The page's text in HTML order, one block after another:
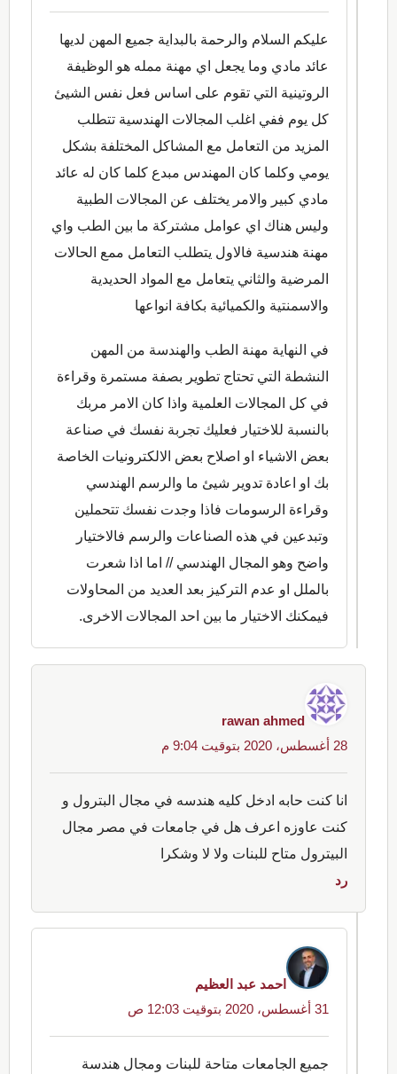
عليكم السلام والرحمة بالبداية جميع المهن لديها
عائد مادي وما يجعل اي مهنة ممله هو الوظيفة
الروتينية التي تقوم على اساس فعل نفس الشيئ
كل يوم ففي اغلب المجالات الهندسية تتطلب
المزيد من التعامل مع المشاكل المختلفة بشكل
يومي وكلما كان المهندس مبدع كلما كان له عائد
مادي كبير والامر يختلف عن المجالات الطبية
وليس هناك اي عوامل مشتركة ما بين الطب واي
مهنة هندسية فالاول يتطلب التعامل ممع الحالات
المرضية والثاني يتعامل مع المواد الحديدية
والاسمنتية والكميائية بكافة انواعها
في النهاية مهنة الطب والهندسة من المهن
النشطة التي تحتاج تطوير بصفة مستمرة وقراءة
في كل المجالات العلمية واذا كان الامر مربك
بالنسبة للاختيار فعليك تجربة نفسك في صناعة
بعض الاشياء او اصلاح بعض الالكترونيات الخاصة
بك او اعادة تدوير شيئ ما والرسم الهندسي
وقراءة الرسومات فاذا وجدت نفسك تتحملين
وتبدعين في هذه الصناعات والرسم فالاختيار
واضح وهو المجال الهندسي // اما اذا شعرت
بالملل او عدم التركيز بعد العديد من المحاولات
فيمكنك الاختيار ما بين احد المجالات الاخرى.
rawan ahmed
28 أغسطس، 2020 بتوقيت 9:04 م
انا كنت حابه ادخل كليه هندسه في مجال البترول و
كنت عاوزه اعرف هل في جامعات في مصر مجال
البيترول متاح للبنات ولا لا وشكرا
رد
احمد عبد العظيم
31 أغسطس، 2020 بتوقيت 12:03 ص
جميع الجامعات متاحة للبنات ومجال هندسة